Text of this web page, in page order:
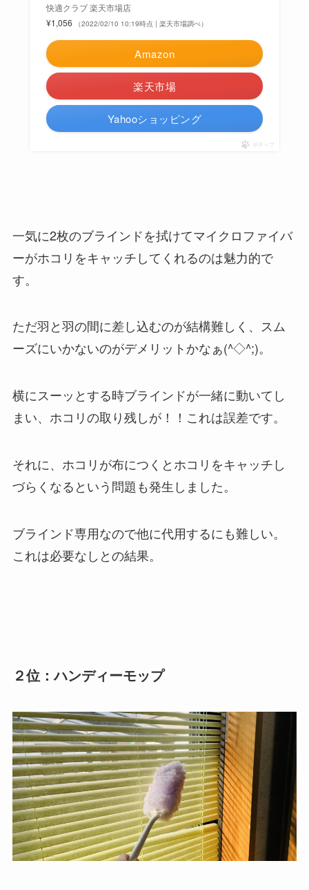
快適クラブ 楽天市場店
¥1,056
（2022/02/10 10:19時点 | 楽天市場調べ）
Amazon
楽天市場
Yahooショッピング
ポチップ
一気に2枚のブラインドを拭けてマイクロファイバ
ーがホコリをキャッチしてくれるのは魅力的で
す。
ただ羽と羽の間に差し込むのが結構難しく、スム
ーズにいかないのがデメリットかなぁ(^◇^;)。
横にスーッとする時ブラインドが一緒に動いてし
まい、ホコリの取り残しが！！これは誤差です。
それに、ホコリが布につくとホコリをキャッチし
づらくなるという問題も発生しました。
ブラインド専用なので他に代用するにも難しい。
これは必要なしとの結果。
２位：ハンディーモップ